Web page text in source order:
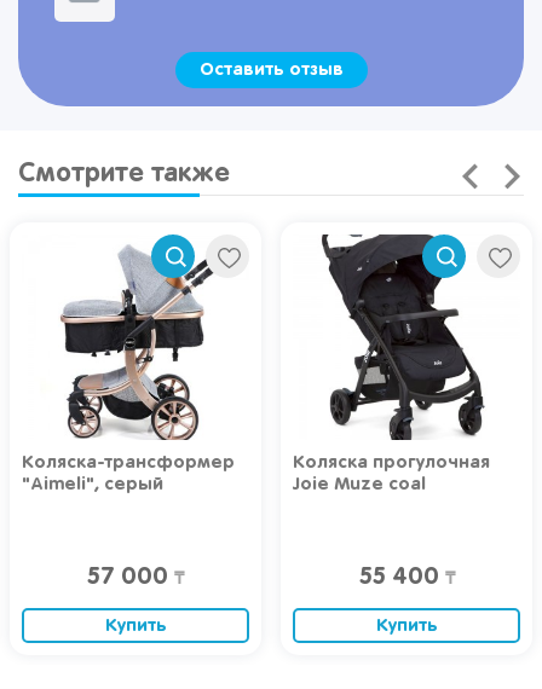
Оставить отзыв
Смотрите также
Коляска-трансформер
"Aimeli", серый
57 000 ₸
Купить
Коляска прогулочная
Joie Muze coal
55 400 ₸
Купить